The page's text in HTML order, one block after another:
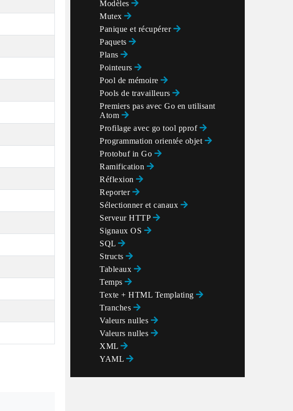
Modèles
Mutex
Panique et récupérer
Paquets
Plans
Pointeurs
Pool de mémoire
Pools de travailleurs
Premiers pas avec Go en utilisant
Atom
Profilage avec go tool pprof
Programmation orientée objet
Protobuf in Go
Ramification
Réflexion
Reporter
Sélectionner et canaux
Serveur HTTP
Signaux OS
SQL
Structs
Tableaux
Temps
Texte + HTML Templating
Tranches
Valeurs nulles
Valeurs nulles
XML
YAML